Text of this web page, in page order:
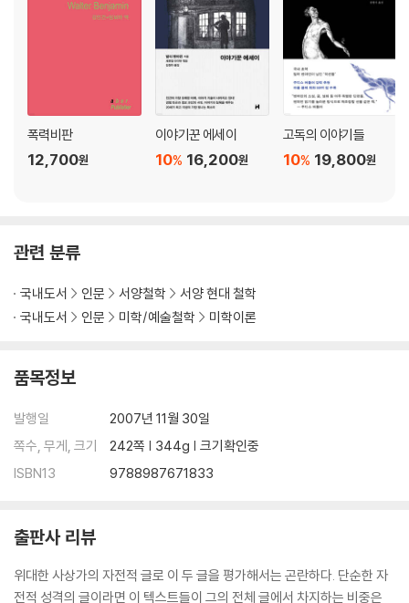
폭력비판
12,700원
이야기꾼 에세이
16,200원
10%
고독의 이야기들
19,800원
10%
관련 분류
국내도서 인문 서양철학
서양 현대 철학
국내도서
인문 미학/예술철학 미학이론
품목정보
발행일
2007년 11월 30일
쪽수, 무게, 크기
242쪽 | 344g | 크기확인중
ISBN13
9788987671833
출판사 리뷰
위대한 사상가의 자전적 글로 이 두 글을 평가해서는 곤란하다. 단순한 자
전적 성격의 글이라면 이 텍스트들이 그의 전체 글에서 차지하는 비중은